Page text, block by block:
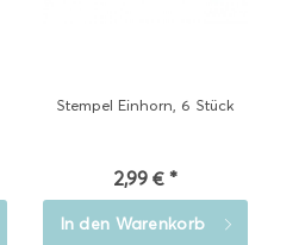
Stempel Einhorn, 6 Stück
2,99 € *
In den Warenkorb